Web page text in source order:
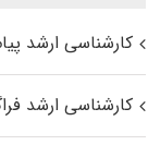
کارشناسی ارشد
کارشناسی ارشد